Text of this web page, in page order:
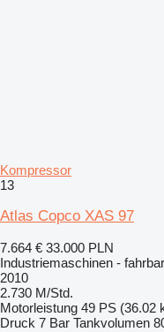
Kompressor
13
Atlas Copco XAS 97
7.664 € 33.000 PLN
Industriemaschinen -
2010
2.730 M/Std.
Motorleistung 49 PS (36.02
Druck 7 Bar Tankvolumen